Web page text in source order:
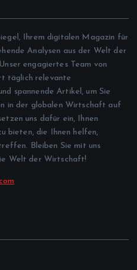
Ihrem digitalen Magazin für
Analysen aus der Welt der
engagiertes Team von
täglich relevante
spannende Artikel, um Sie
in der globalen Wirtschaft auf
uns dafür ein, Ihnen
bieten, die Ihnen helfen,
Bleiben Sie mit uns
Welt der Wirtschaft!